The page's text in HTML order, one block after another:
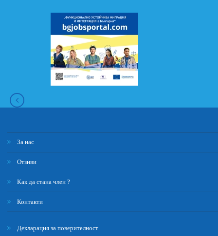
За нас
Отзиви
Как да стана член ?
Контакти
Декларация за поверителност